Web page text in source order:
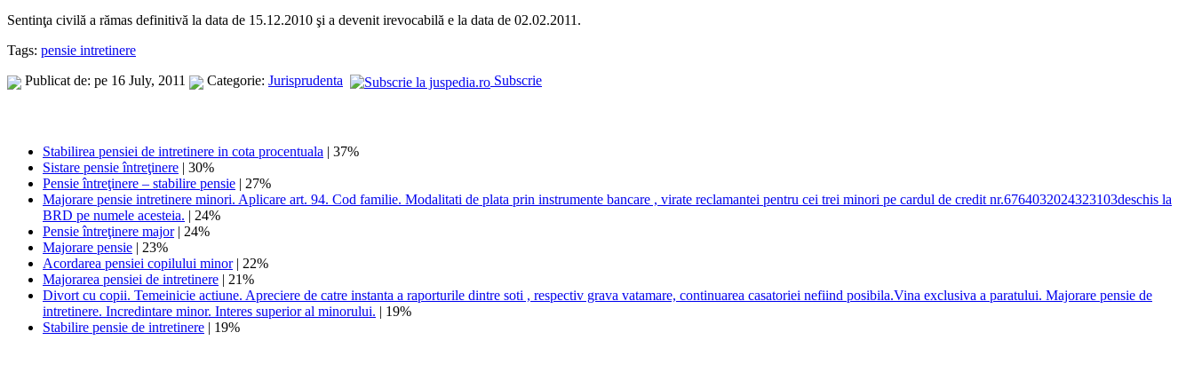
Sentinţa civilă a rămas definitivă la data de 15.12.2010 şi a devenit irevocabilă e la data de 02.02.2011.
Tags: pensie intretinere
Publicat de: pe 16 July, 2011
Categorie: Jurisprudenta Subscrie
Stabilirea pensiei de intretinere in cota procentuala | 37%
Sistare pensie întreţinere | 30%
Pensie întreţinere – stabilire pensie | 27%
Majorare pensie intretinere minori. Aplicare art. 94. Cod familie. Modalitati de plata prin instrumente bancare , virate reclamantei pentru cei trei minori pe cardul de credit nr.6764032024323103deschis la
BRD pe numele acesteia. | 24%
Pensie întreţinere major| 24%
Majorare pensie | 23%
Acordarea pensiei copilului minor| 22%
Majorarea pensiei de intretinere | 21%
Divort cu copii. Temeinicie actiune. Apreciere de catre instanta a raporturile dintre soti , respectiv grava vatamare, continuarea casatoriei nefiind posibila.Vina exclusiva a paratului. Majorare pensie de
intretinere. Incredintare minor. Interes superior al minorului. | 19%
Stabilire pensie de intretinere | 19%